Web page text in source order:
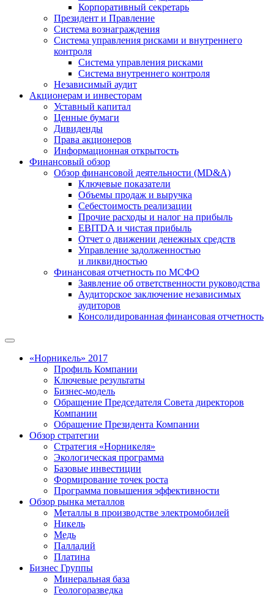
Корпоративный секретарь
Президент и Правление
Система вознаграждения
Система управления рисками и внутреннего
контроля
Система управления рисками
Система внутреннего контроля
Независимый аудит
Акционерам и инвесторам
Уставный капитал
Ценные бумаги
Дивиденды
Права акционеров
Информационная открытость
Финансовый обзор
Обзор финансовой деятельности (MD&A)
Ключевые показатели
Объемы продаж и выручка
Себестоимость реализации
Прочие расходы и налог на прибыль
EBITDA и чистая прибыль
Отчет о движении денежных средств
Управление задолженностью
и ликвидностью
Финансовая отчетность по МСФО
Заявление об ответственности руководства
Аудиторское заключение независимых
аудиторов
Консолидированная финансовая отчетность
«Норникель» 2017
Профиль Компании
Ключевые результаты
Бизнес-модель
Обращение Председателя Совета директоров
Компании
Обращение Президента Компании
Обзор стратегии
Стратегия «Норникеля»
Экологическая программа
Базовые инвестиции
Формирование точек роста
Программа повышения эффективности
Обзор рынка металлов
Металлы в производстве электромобилей
Никель
Медь
Палладий
Платина
Бизнес Группы
Минеральная база
Геологоразведка